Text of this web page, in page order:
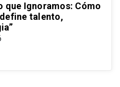
que Ignoramos: Cómo
talento,